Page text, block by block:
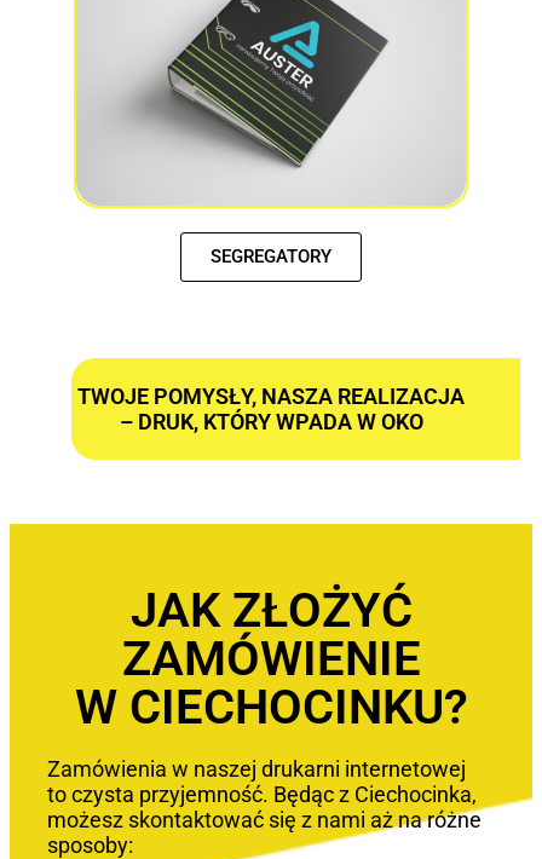
SEGREGATORY
TWOJE POMYSŁY, NASZA REALIZACJA
– DRUK, KTÓRY WPADA W OKO
JAK ZŁOŻYĆ
ZAMÓWIENIE
W CIECHOCINKU?
Zamówienia w naszej drukarni internetowej
to czysta przyjemność. Będąc z Ciechocinka,
możesz skontaktować się z nami aż na różne
sposoby: